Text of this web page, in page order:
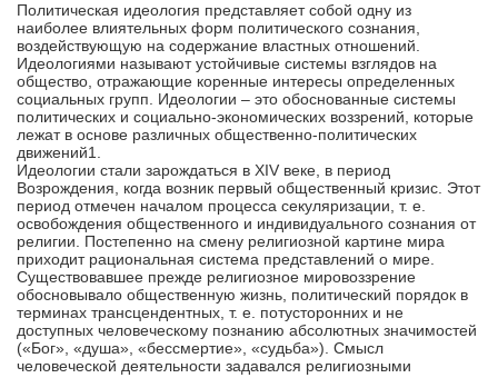
Политическая идеология представляет собой одну из
наиболее влиятельных форм политического сознания,
воздействующую на содержание властных отношений.
Идеологиями называют устойчивые системы взглядов на
общество, отражающие коренные интересы определенных
социальных групп. Идеологии – это обоснованные системы
политических и социально-экономических воззрений, которые
лежат в основе различных общественно-политических
движений1.
Идеологии стали зарождаться в XIV веке, в период
Возрождения, когда возник первый общественный кризис. Этот
период отмечен началом процесса секуляризации, т. е.
освобождения общественного и индивидуального сознания от
религии. Постепенно на смену религиозной картине мира
приходит рациональная система представлений о мире.
Существовавшее прежде религиозное мировоззрение
обосновывало общественную жизнь, политический порядок в
терминах трансцендентных, т. е. потусторонних и не
доступных человеческому познанию абсолютных значимостей
(«Бог», «душа», «бессмертие», «судьба»). Смысл
человеческой деятельности задавался религиозными